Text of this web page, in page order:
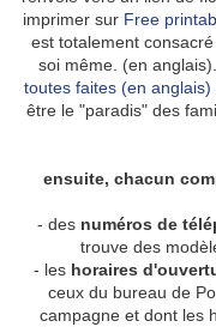
imprimer sur Free
est totalement
soi même. (en
toutes faites (en anglais)
être le "paradis" des
ensuite, chacun
- des numéros de
trouve des
- les horaires
ceux du bureau de
campagne et dont les